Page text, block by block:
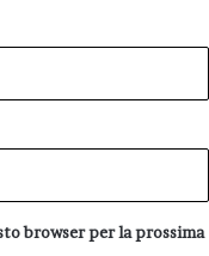
browser per la prossima